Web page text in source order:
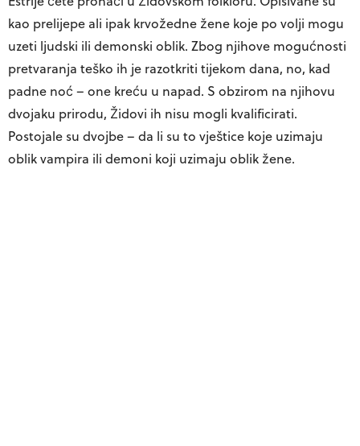
kao prelijepe ali ipak krvožedne žene koje po volji mogu
uzeti ljudski ili demonski oblik. Zbog njihove mogućnosti
pretvaranja teško ih je razotkriti tijekom dana, no, kad
padne noć – one kreću u napad. S obzirom na njihovu
dvojaku prirodu, Židovi ih nisu mogli kvalificirati.
Postojale su dvojbe – da li su to vještice koje uzimaju
oblik vampira ili demoni koji uzimaju oblik žene.